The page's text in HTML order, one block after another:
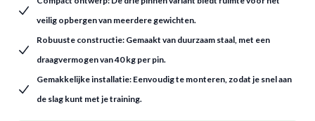
veilig opbergen van meerdere gewichten.
Robuuste constructie: Gemaakt van duurzaam staal, met een
draagvermogen van 40 kg per pin.
Gemakkelijke installatie: Eenvoudig te monteren, zodat je snel aan
de slag kunt met je training.